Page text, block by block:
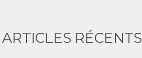
ARTICLES RÉCENTS